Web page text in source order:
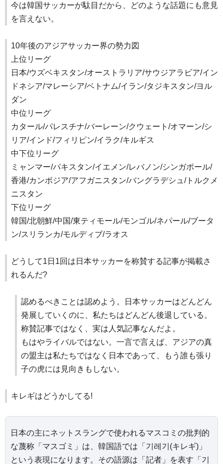
今は韓国サッカーが駄目だから、どのような話題にも意見
を言えない。
10年後のアジアサッカー界の勢力図
上位リーグ
日本/ウズベキスタン/オーストラリア/サウジアラビア/イン
ドネシア/マレーシア/ベトナム/イラン/タジキスタン/ヨル
ダン
中位リーグ
カタール/パレスチナ/バーレーン/クウェート/オマーン/シ
リア/インド/フィリピン/イラク/キルギス
中下位リーグ
ミャンマー/パキスタン/イエメン/レバノン/シンガポール/
香港/カンボジア/アフガニスタン/バングラデシュ/トルクメ
ニスタン
下位リーグ
韓国/北朝鮮/中国/東ティモール/モンゴル/ネパール/ブータ
ン/スリランカ/モルディブ/ラオス
どうして1日1回は日本サッカーを称賛する記事が掲載さ
れるんだ?
認めるべきことは認めよう。日本サッカーはどんどん
発展していくのに、私たちはどんどん後退している。
称賛記事ではなく、実は人気記事なんだよ。
もはやライバルではない。一言で言えば、アジアの真
の盟主は私たちではなく日本であって、もう誰も張り
子の虎には見向きもしない。
キレギはどうかしてる!
日本の主にネットスラングで使われるマスコミの批判的
な蔑称「マスゴミ」は、韓国語では「기레기(キレギ)」
という表現になります。その語源は「記者」を表す「기